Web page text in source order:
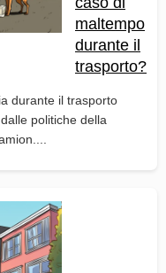
maltempo
durante il
trasporto?
durante il trasporto
politiche della